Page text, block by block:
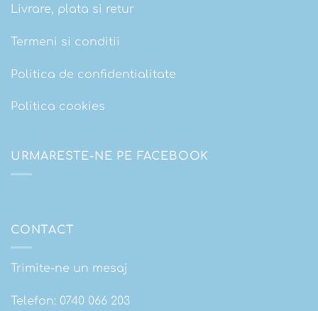
Livrare, plata si retur
Termeni si conditii
Politica de confidentialitate
Politica cookies
URMARESTE-NE PE FACEBOOK
CONTACT
Trimite-ne un mesaj
Telefon: 0740 066 203